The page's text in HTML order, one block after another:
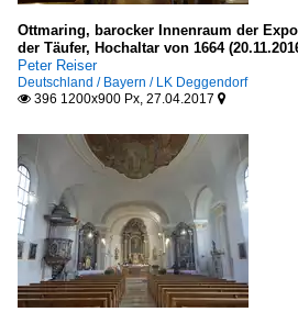
Ottmaring, barocker Innenraum der
der Täufer, Hochaltar von 1664
Peter Reiser
Deutschland / Bayern / LK Deggendorf
 396 1200x900 Px, 27.04.2017 